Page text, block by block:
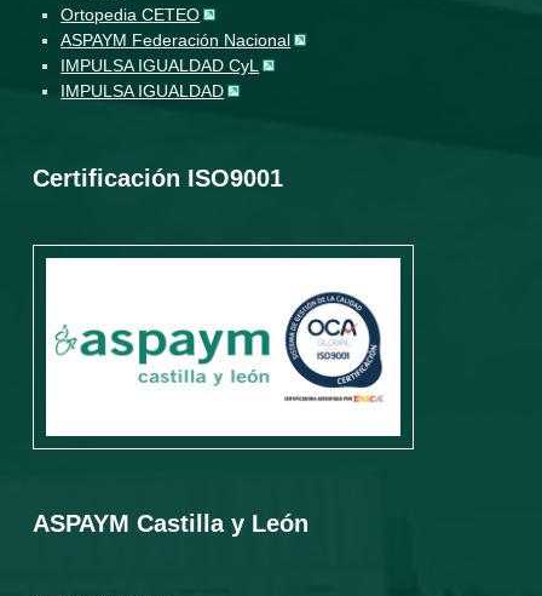
Ortopedia CETEO
ASPAYM Federación Nacional
IMPULSA IGUALDAD CyL
IMPULSA IGUALDAD
Certificación ISO9001
ASPAYM Castilla y León